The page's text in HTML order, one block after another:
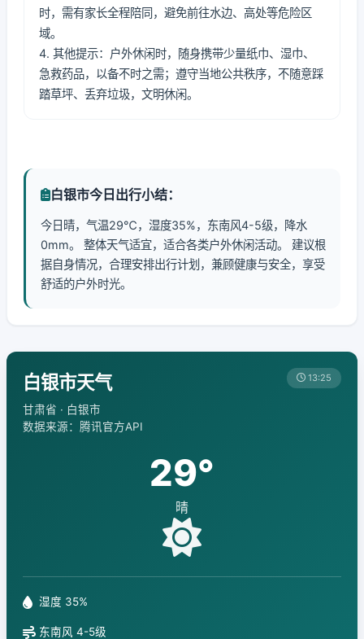
时，需有家长全程陪同，避免前往水边、高处等危险区
域。
4. 其他提示：户外休闲时，随身携带少量纸巾、湿巾、
急救药品，以备不时之需；遵守当地公共秩序，不随意踩
踏草坪、丢弃垃圾，文明休闲。
白银市今日出行小结：
今日晴，气温29℃，湿度35%，东南风4-5级，降水
0mm。 整体天气适宜，适合各类户外休闲活动。 建议根
据自身情况，合理安排出行计划，兼顾健康与安全，享受
舒适的户外时光。
白银市天气
甘肃省 · 白银市
数据来源：腾讯官方API
13:25
29°
晴
湿度 35%
东南风 4-5级